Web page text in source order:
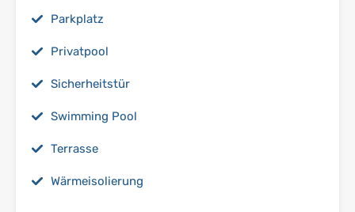
Parkplatz
Privatpool
Sicherheitstür
Swimming Pool
Terrasse
Wärmeisolierung